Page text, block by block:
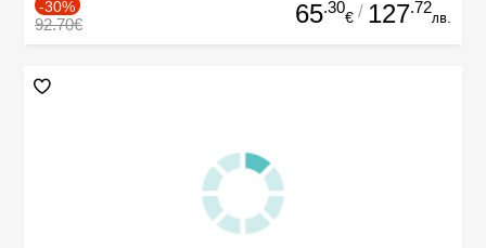
-30%
92.70€ 65.30
€ / 127.72
лв.